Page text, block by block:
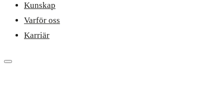
Kunskap
Varför oss
Karriär